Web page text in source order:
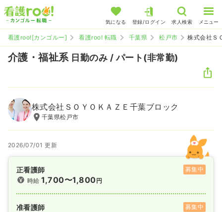
気になる 登録/ログイン 求人検索 メニュー
看護roo![カンゴルー] 看護roo! 転職 千葉県 松戸市 株式会社Ｓ
介護・福祉系 日勤のみ / パート(非常勤)
株式会社ＳＯＹＯＫＡＺＥ千葉ブロック
千葉県松戸市
2026/07/01 更新
正看護師
募集中
時給1,700〜1,800円
准看護師
募集中